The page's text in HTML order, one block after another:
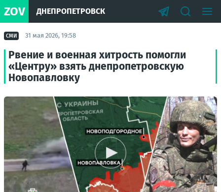
ZOV ДНЕПРОПЕТРОВСК
СМИ 31 мая 2026, 19:58
Рвение и военная хитрость помогли
«Центру» взять днепропетровскую
Новопавловку